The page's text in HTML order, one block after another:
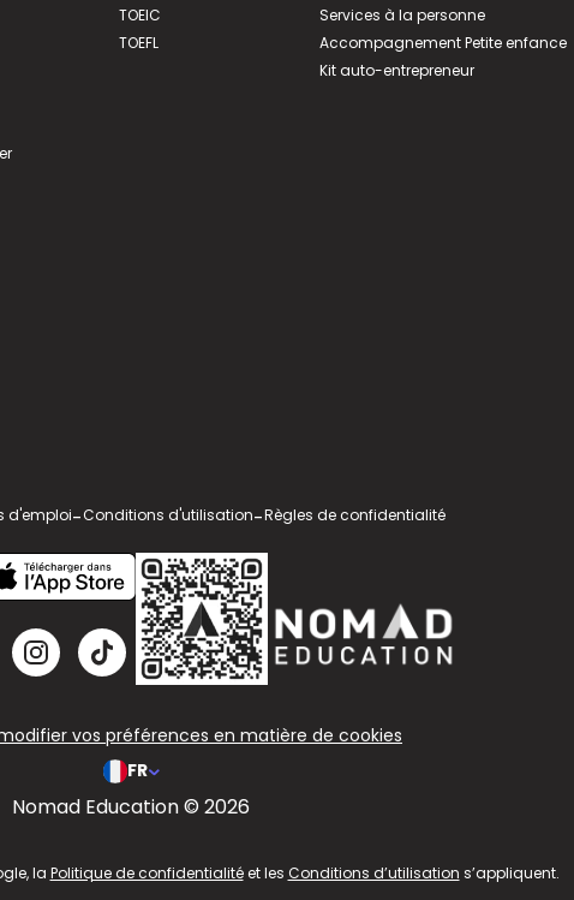
TOEIC
TOEFL
Services à la personne
Accompagnement Petite enfance
Kit auto-entrepreneur
d'emploi-Conditions d'utilisation-Règles de confidentialité
vos préférences en matière de cookies
FR
Nomad Education © 2026
la Politique de confidentialitéet les Conditions d’utilisation s’appliquent.